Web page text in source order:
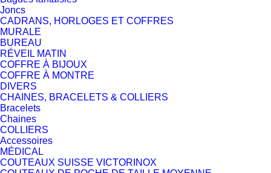
Joncs
CADRANS, HORLOGES ET COFFRES
MURALE
BUREAU
RÉVEIL MATIN
COFFRE À BIJOUX
COFFRE À MONTRE
DIVERS
CHAINES, BRACELETS & COLLIERS
Bracelets
Chaines
COLLIERS
Accessoires
MÉDICAL
COUTEAUX SUISSE VICTORINOX